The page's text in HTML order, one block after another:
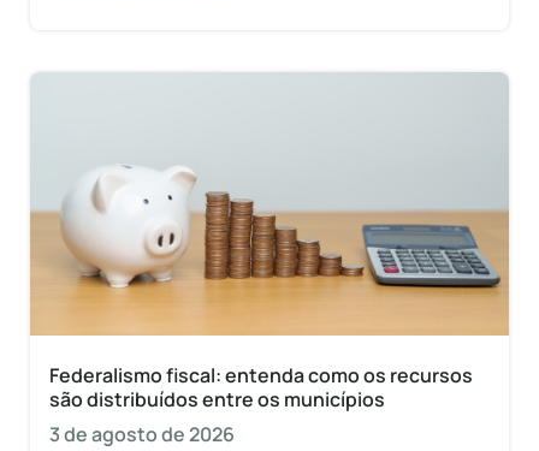
Federalismo fiscal: entenda como os recursos
são distribuídos entre os municípios
3 de agosto de 2026